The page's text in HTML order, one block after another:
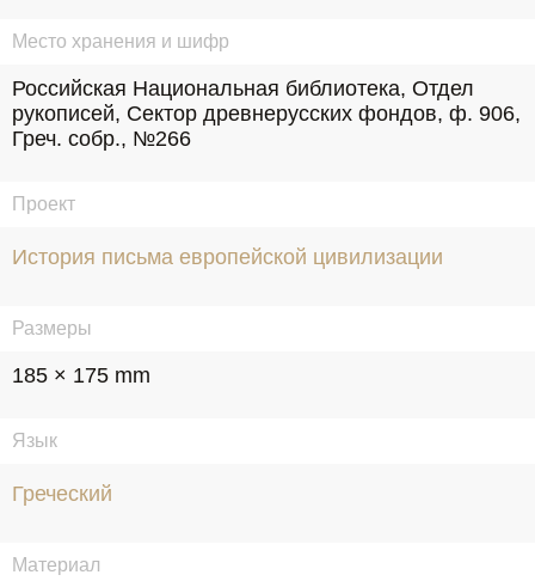
Место хранения и шифр
Российская Национальная библиотека, Отдел
рукописей, Сектор древнерусских фондов, ф. 906,
Греч. собр., №266
Проект
История письма европейской цивилизации
Размеры
185 × 175 mm
Язык
Греческий
Материал